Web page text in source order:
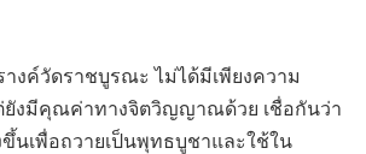
างค์วัดราชบูรณะ ไม่ได้มีเพียงความ
ยังมีคุณค่าทางจิตวิญญาณด้วย เชื่อกันว่า
นเพื่อถวายเป็นพุทธบูชาและใช้ใน